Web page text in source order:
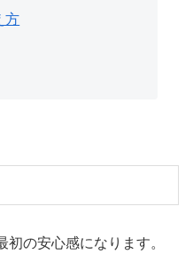
方
の安心感になります。